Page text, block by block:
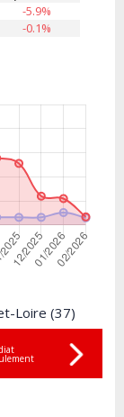
-5.9%
-0.1%
Loire (37)